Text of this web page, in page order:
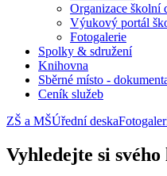
Organizace školní
Výukový portál
Fotogalerie
Spolky & sdružení
Knihovna
Sběrné místo -
Ceník služeb
ZŠ a MŠÚřední deska
Vyhledejte si svého